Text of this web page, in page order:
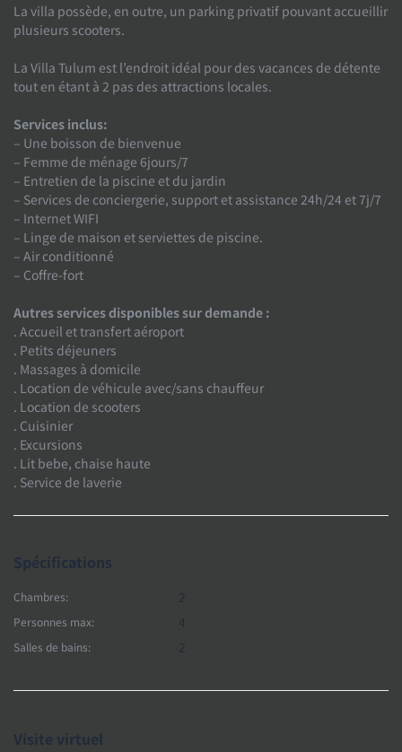
La villa possède, en outre, un parking privatif pouvant accueillir
plusieurs scooters.
La Villa Tulum est l’endroit idéal pour des vacances de détente
tout en étant à 2 pas des attractions locales.
Services inclus:
– Une boisson de bienvenue
– Femme de ménage 6jours/7
– Entretien de la piscine et du jardin
– Services de conciergerie, support et assistance 24h/24 et 7j/7
– Internet WIFI
– Linge de maison et serviettes de piscine.
– Air conditionné
– Coffre-fort
Autres services disponibles sur demande :
. Accueil et transfert aéroport
. Petits déjeuners
. Massages à domicile
. Location de véhicule avec/sans chauffeur
. Location de scooters
. Cuisinier
. Excursions
. Lit bebe, chaise haute
. Service de laverie
Spécifications
Chambres: 2
Personnes max: 4
Salles de bains: 2
Visite virtuel